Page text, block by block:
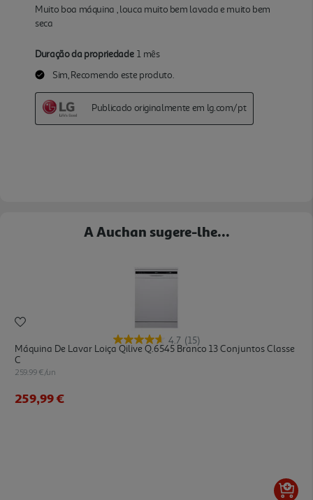
A Auchan sugere-lhe...
4.7 (15)
Máquina De Lavar Loiça Qilive Q.6545 Branco 13 Conjuntos Classe
C
259.99 €/un
259,99 €